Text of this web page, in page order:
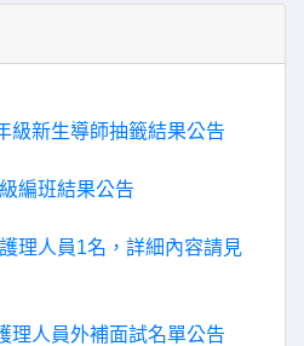
級新生導師抽籤結果公告
編班結果公告
理人員1名，詳細內容請見
理人員外補面試名單公告